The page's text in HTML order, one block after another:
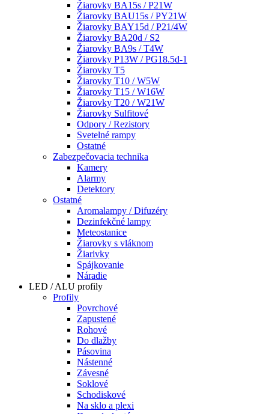
Žiarovky BA15s / P21W
Žiarovky BAU15s / PY21W
Žiarovky BAY15d / P21/4W
Žiarovky BA20d / S2
Žiarovky BA9s / T4W
Žiarovky P13W / PG18.5d-1
Žiarovky T5
Žiarovky T10 / W5W
Žiarovky T15 / W16W
Žiarovky T20 / W21W
Žiarovky Sulfitové
Odpory / Rezistory
Svetelné rampy
Ostatné
Zabezpečovacia technika
Kamery
Alarmy
Detektory
Ostatné
Aromalampy / Difuzéry
Dezinfekčné lampy
Meteostanice
Žiarovky s vláknom
Žiarivky
Spájkovanie
Náradie
LED / ALU profily
Profily
Povrchové
Zapustené
Rohové
Do dlažby
Pásovina
Nástenné
Závesné
Soklové
Schodiskové
Na sklo a plexi